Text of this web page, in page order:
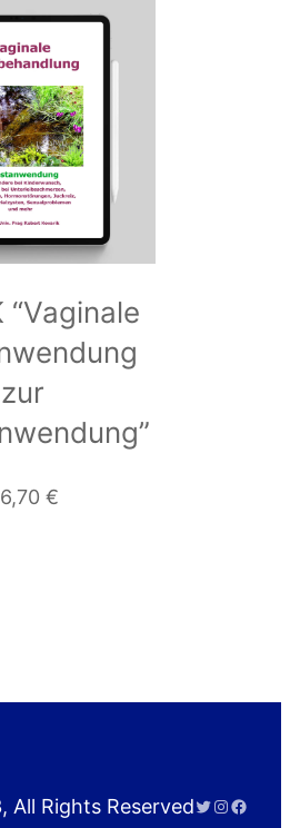
“Vaginale
zur
€
All Rights ReservedTwitter